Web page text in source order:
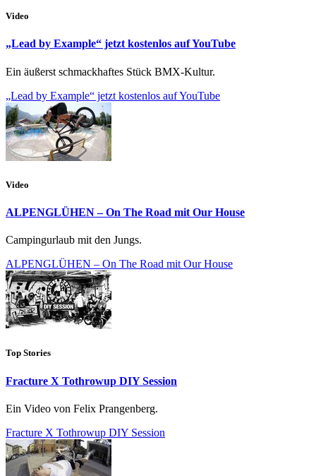
Video
„Lead by Example“ jetzt kostenlos auf YouTube
Ein äußerst schmackhaftes Stück BMX-Kultur.
„Lead by Example“ jetzt kostenlos auf YouTube
Video
ALPENGLÜHEN – On The Road mit Our House
Campingurlaub mit den Jungs.
ALPENGLÜHEN – On The Road mit Our House
Top Stories
Fracture X Tothrowup DIY Session
Ein Video von Felix Prangenberg.
Fracture X Tothrowup DIY Session